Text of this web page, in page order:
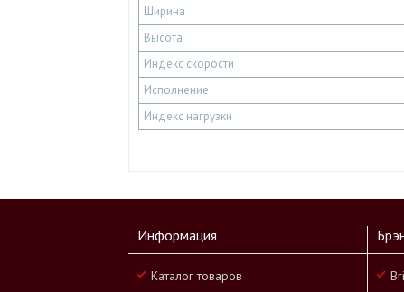
Ширина
Высота
Индекс скорости
Исполнение
Индекс нагрузки
Информация
Каталог товаров